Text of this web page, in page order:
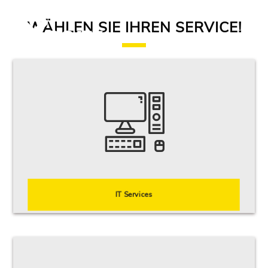
WÄHLEN SIE IHREN SERVICE!
IT Services
präventiv ab, weit bevor Schadcode überhaupt von Ihrem Netzwerk weiß.